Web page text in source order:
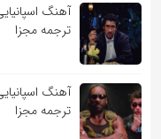
ترجمه مجزا
ترجمه مجزا